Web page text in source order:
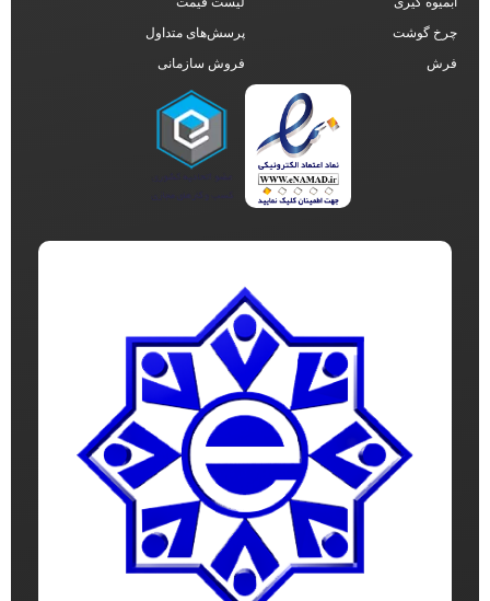
چرخ گوشت
فرش
پرسش‌های متداول
فروش سازمانی